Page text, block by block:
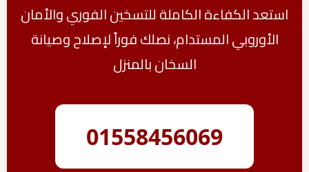
استعد الكفاءة الكاملة للتسخين الفوري والأمان
الأوروبي المستدام، نصلك فوراً لإصلاح وصيانة
السخان بالمنزل
01558456069